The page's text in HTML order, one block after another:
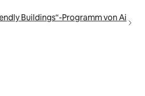
Buildings“-Programm von Ai